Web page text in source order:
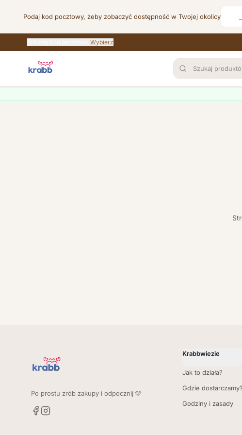
Podaj kod pocztowy, żeby zobaczyć dostępność w Twojej okolicy
Wybierz
Po prostu zrób zakupy i odpocznij 🩷
Krabbwiezie
Jak to działa?
Gdzie dostarczamy?
Godziny i zasady